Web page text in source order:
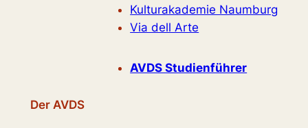
Kulturakademie Naumburg
Via dell Arte
AVDS Studienführer
Der AVDS